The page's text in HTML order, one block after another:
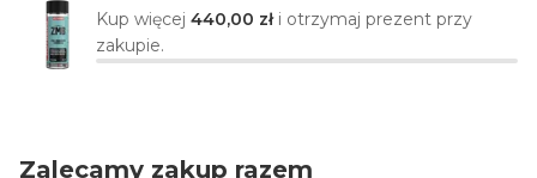
Kup więcej 440,00 złi otrzymaj prezent przy
zakupie.
Zalecamy zakup razem